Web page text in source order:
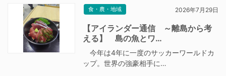
食・農・地域 2026年7月29日
【アイランダー通信 ～離島から考
える】 島の魚とワ…
今年は4年に一度のサッカーワールドカ
ップ。世界の強豪相手に…